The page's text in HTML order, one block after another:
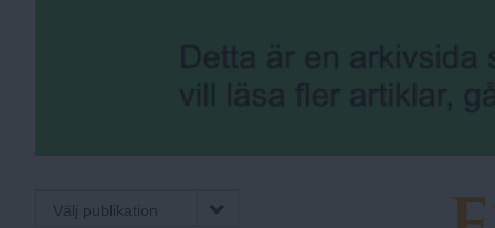
Välj publikation